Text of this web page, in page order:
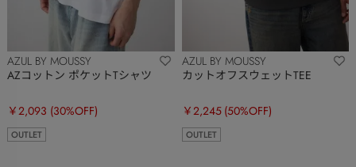
AZUL BY MOUSSY
AZコットン ポケットTシャツ
￥2,093 (30%OFF)
OUTLET
AZUL BY MOUSSY
カットオフスウェットTEE
￥2,245 (50%OFF)
OUTLET